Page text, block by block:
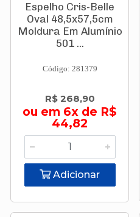
Espelho Cris-Belle
Oval 48,5x57,5cm
Moldura Em Alumínio
501 ...
Código: 281379
R$ 268,90
ou em 6x de R$
44,82
Adicionar